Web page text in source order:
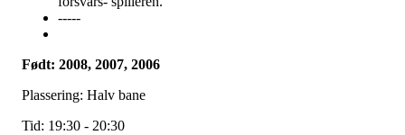
-----
Født: 2008, 2007, 2006
Plassering: Halv bane
Tid: 19:30 - 20:30